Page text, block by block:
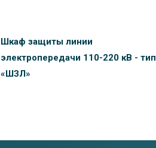
Шкаф защиты линии
электропередачи 110-220 кВ - тип
«ШЗЛ»